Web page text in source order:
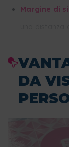
Margine di
Formato file
Tipografia
DA